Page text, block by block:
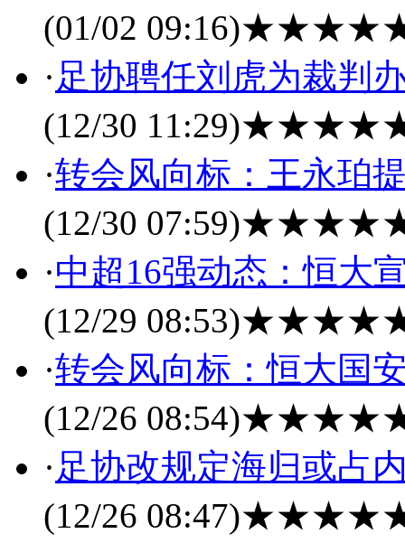
(01/02 09:16)
·足协聘任刘虎为裁判
(12/30 11:29)
·转会风向标：王永珀
(12/30 07:59)
·中超16强动态：恒大
(12/29 08:53)
·转会风向标：恒大国
(12/26 08:54)
·足协改规定海归或占
(12/26 08:47)